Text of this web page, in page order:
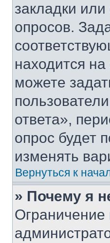
закладки
опросов.
находится
можете
ответа»,
опрос будет
изменять
Вернуться к
» Почему я
Ограничение